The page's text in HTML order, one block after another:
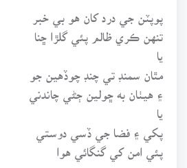
پوپٽن جي درد کان هو بي خبر
تنهن ڪري ظالم پئي گلڙا ڇنا
يا
مٿان سمنڊ تي چنڊ چوڏهين جو
۽ هيٺان به ڇولين ڄڻي چاندني
يا
پکي ۽ فضا جي ڏسي دوستي
پئي امن کي گنگائي هوا